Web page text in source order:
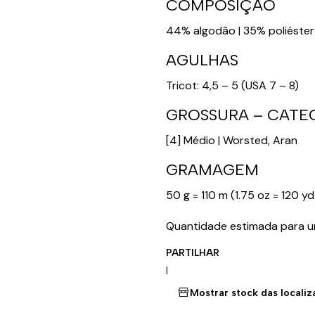
COMPOSIÇÃO
44% algodão | 35%
AGULHAS
Tricot: 4,5 – 5 (USA 7 – 8)
GROSSURA –
[4] Médio | Worsted, Aran
GRAMAGEM
50 g = 110 m (1.75 oz = 120
Quantidade estimada para
PARTILHAR
|
Mostrar stock das